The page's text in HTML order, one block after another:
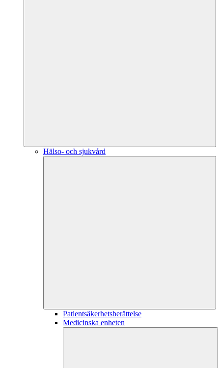
Hälso- och sjukvård
Patientsäkerhetsberättelse
Medicinska enheten